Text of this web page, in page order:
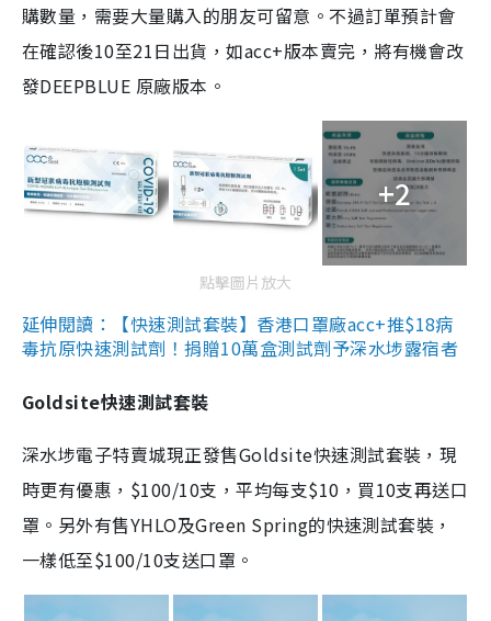
購數量，需要大量購入的朋友可留意。不過訂單預計會
在確認後10至21日出貨，如acc+版本賣完，將有機會改
發DEEPBLUE 原廠版本。
+2
點擊圖片放大
延伸閱讀：【快速測試套裝】香港口罩廠acc+推$18病
毒抗原快速測試劑！捐贈10萬盒測試劑予深水埗露宿者
Goldsite快速測試套裝
深水埗電子特賣城現正發售Goldsite快速測試套裝，現
時更有優惠，$100/10支，平均每支$10，買10支再送口
罩。另外有售YHLO及Green Spring的快速測試套裝，
一樣低至$100/10支送口罩。